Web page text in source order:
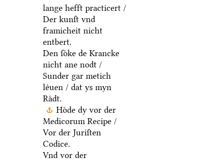
lange hefft practicert /
Der kunſt vnd
framicheit nicht
entbert.
Den ſoͤke de Krancke
nicht ane nodt /
Sunder gar metich
leͤuen / dat ys myn
Raͤdt.
Hoͤde dy vor der
Medicorum Recipe /
Vor der Juriſten
Codice.
Vnd vor der